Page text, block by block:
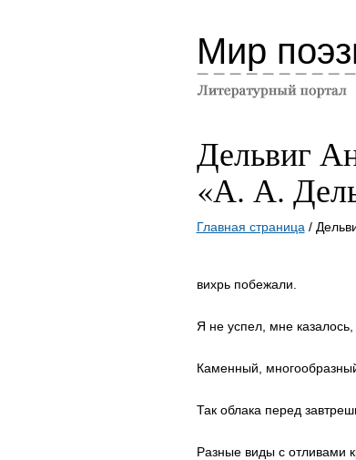
Мир
Дельвиг
«А. А.
Главная страница /
вихрь побежали.
Я не успел, мне
Каменный,
Так облака перед
Разные виды с отливами